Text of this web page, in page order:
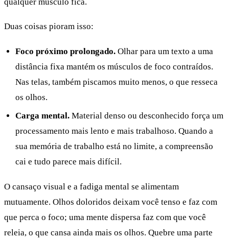
Duas coisas pioram isso:
Foco próximo prolongado. Olhar para um texto a uma
distância fixa mantém os músculos de foco contraídos.
Nas telas, também piscamos muito menos, o que resseca
os olhos.
Carga mental. Material denso ou desconhecido força um
processamento mais lento e mais trabalhoso. Quando a
sua memória de trabalho está no limite, a compreensão
cai e tudo parece mais difícil.
O cansaço visual e a fadiga mental se alimentam
mutuamente. Olhos doloridos deixam você tenso e faz com
que perca o foco; uma mente dispersa faz com que você
releia, o que cansa ainda mais os olhos. Quebre uma parte